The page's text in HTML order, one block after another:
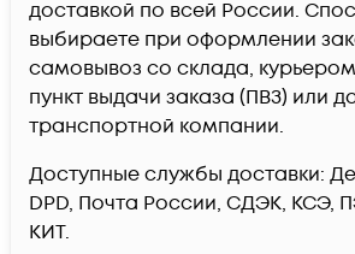
доставкой по всей России.
выбираете при оформлении
самовывоз со склада,
пункт выдачи заказа (ПВЗ) или
транспортной компании.
Доступные службы доставки:
DPD, Почта России, СДЭК, КСЭ,
КИТ.